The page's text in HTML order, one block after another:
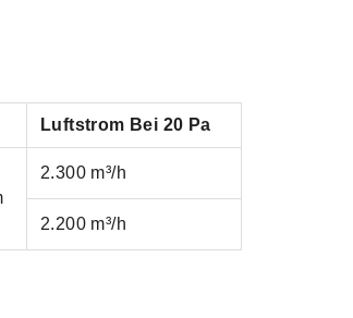
Luftstrom Bei 20 Pa
2.300 m³/h
2.200 m³/h